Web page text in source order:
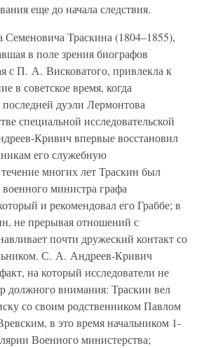
еще до начала следствия.
Траскина (1804–1855),
в поле зрения биографов
с П. А. Висковатого, привлекла к
в советское время, когда
дуэли Лермонтова
специальной исследовательской
Кривич впервые восстановил
его служебную
многих лет Траскин был
министра графа
и рекомендовал его Граббе; в
не прерывая отношений с
почти дружеский контакт со
С. А. Андреев-Кривич
на который исследователи не
должного внимания: Траскин вел
со своим родственником Павлом
в это время начальником 1-
Военного министерства;